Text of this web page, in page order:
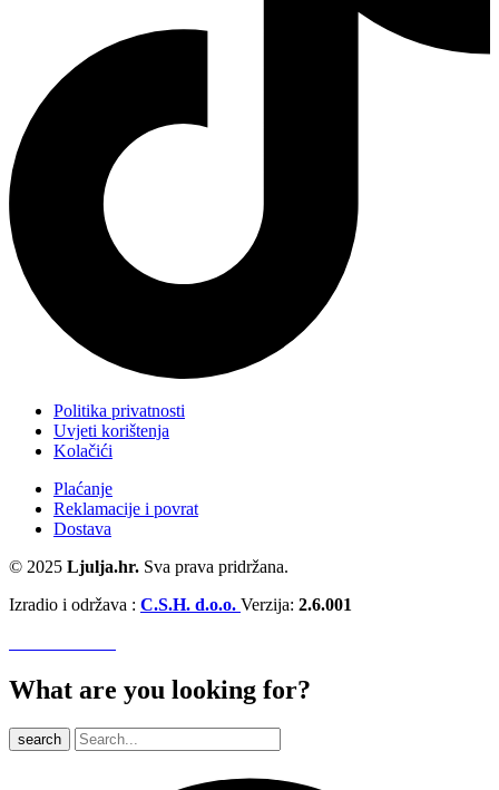
Politika privatnosti
Uvjeti korištenja
Kolačići
Plaćanje
Reklamacije i povrat
Dostava
© 2025 Ljulja.hr. Sva prava pridržana.
Izradio i održava : C.S.H. d.o.o. Verzija: 2.6.001
What are you looking for?
search